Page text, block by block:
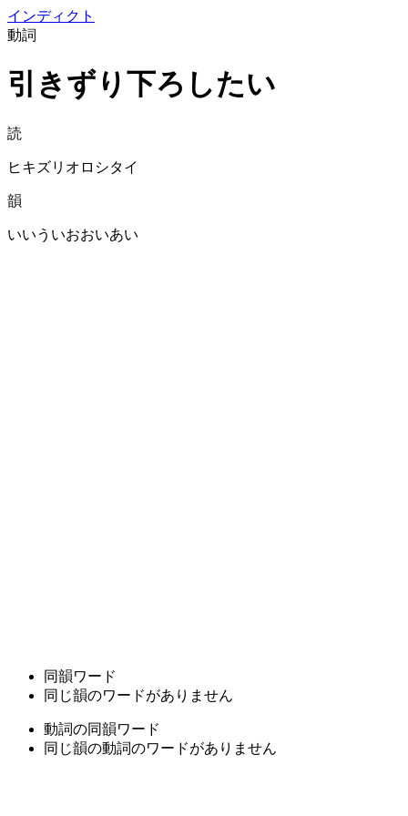
インディクト
動詞
引きずり下ろしたい
読
ヒキズリオロシタイ
韻
いいういおおいあい
同韻ワード
同じ韻のワードがありません
動詞の同韻ワード
同じ韻の動詞のワードがありません